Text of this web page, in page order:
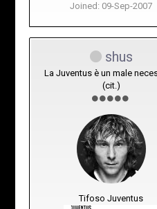
Joined: 09-Sep-2007
shus
La Juventus è un male
(cit.)
Tifoso Juventus